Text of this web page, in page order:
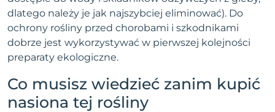
dlatego należy je jak najszybciej eliminować). Do
ochrony rośliny przed chorobami i szkodnikami
dobrze jest wykorzystywać w pierwszej kolejności
preparaty ekologiczne.
Co musisz wiedzieć zanim kupić
nasiona tej rośliny